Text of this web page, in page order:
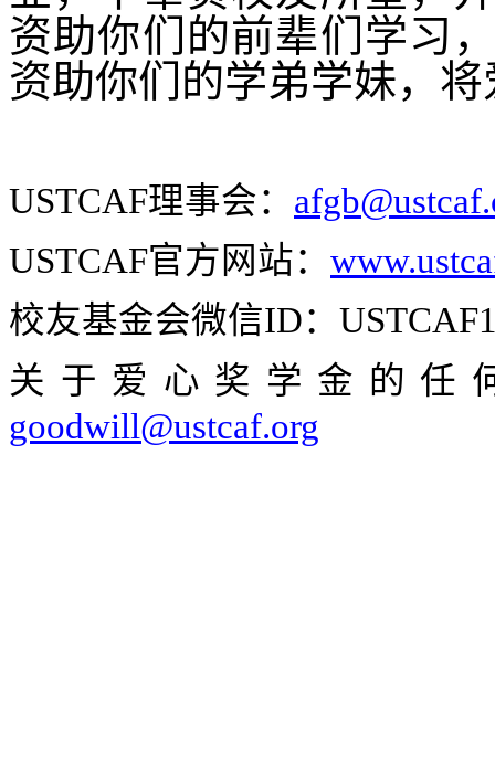
资助你们的前辈们学习
资助你们的学弟学妹，
USTCAF理事会：
USTCAF官方网站：
校友基金会微信ID：
关于爱心奖学金的任
goodwill@ustcaf.org